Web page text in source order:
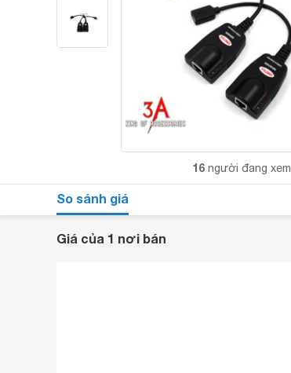
16 người đang xem
So sánh giá
Giá của 1 nơi bán